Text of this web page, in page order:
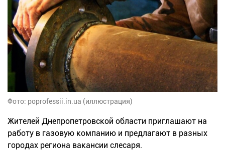
Фото: poprofessii.in.ua (иллюстрация)
Жителей Днепропетровской области приглашают на
работу в газовую компанию и предлагают в разных
городах региона вакансии слесаря.